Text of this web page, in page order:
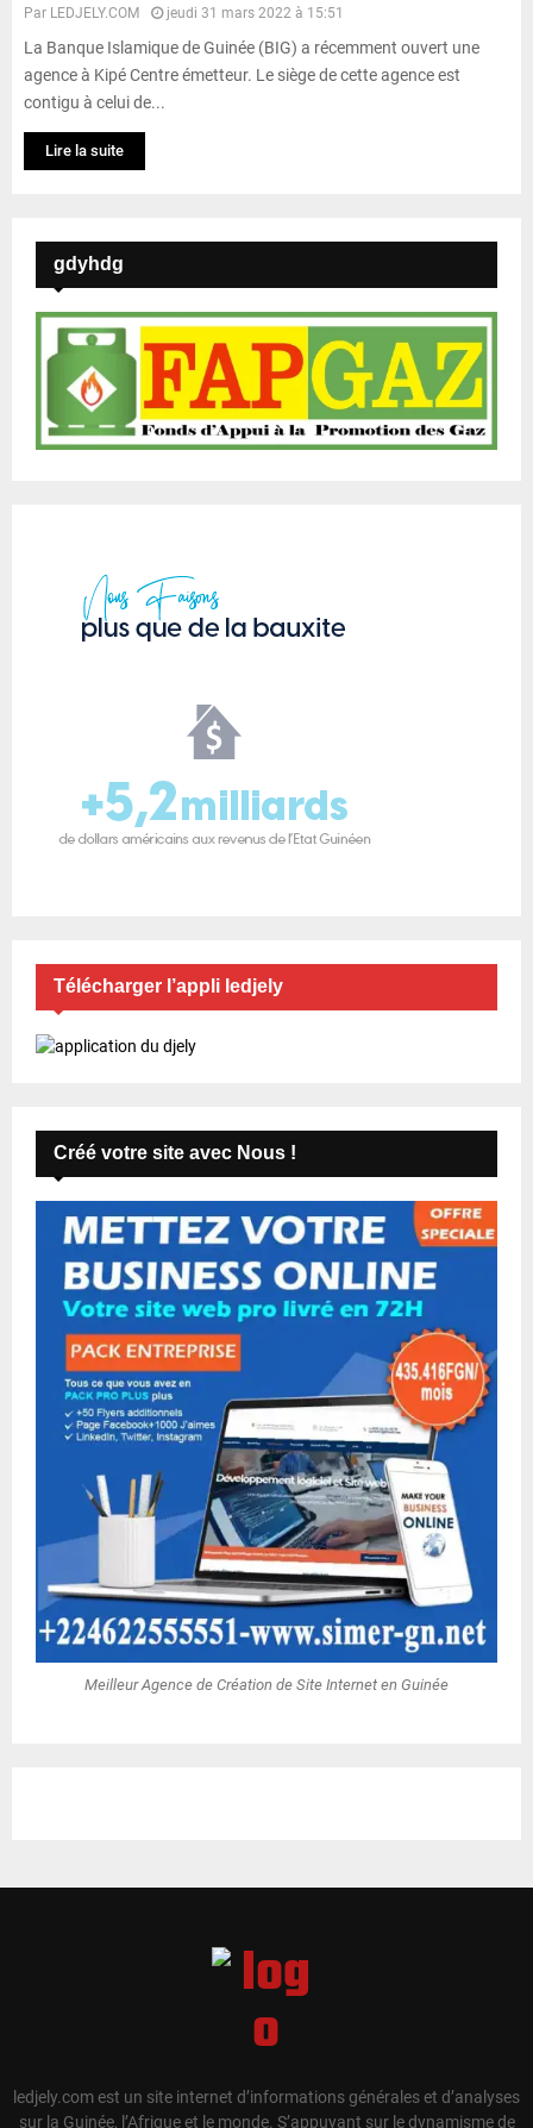
Par LEDJELY.COM jeudi 31 mars 2022 à 15:51
La Banque Islamique de Guinée (BIG) a récemment ouvert une
agence à Kipé Centre émetteur. Le siège de cette agence est
contigu à celui de...
Lire la suite
gdyhdg
Télécharger l’appli ledjely
Créé votre site avec Nous !
Meilleur Agence de Création de Site Internet en Guinée
ledjely.com est un site internet d’informations générales et d’analyses
sur la Guinée, l’Afrique et le monde. S’appuyant sur le dynamisme de